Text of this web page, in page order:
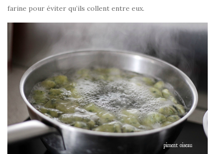
farine pour éviter qu’ils collent entre eux.